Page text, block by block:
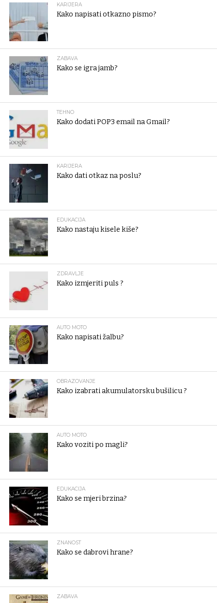
KARIJERA
Kako napisati otkazno pismo?
ZABAVA
Kako se igra jamb?
TEHNO
Kako dodati POP3 email na Gmail?
KARIJERA
Kako dati otkaz na poslu?
EDUKACIJA
Kako nastaju kisele kiše?
ZDRAVLJE
Kako izmjeriti puls ?
AUTO MOTO
Kako napisati žalbu?
OBRAZOVANJE
Kako izabrati akumulatorsku bušilicu ?
AUTO MOTO
Kako voziti po magli?
EDUKACIJA
Kako se mjeri brzina?
ZNANOST
Kako se dabrovi hrane?
ZABAVA